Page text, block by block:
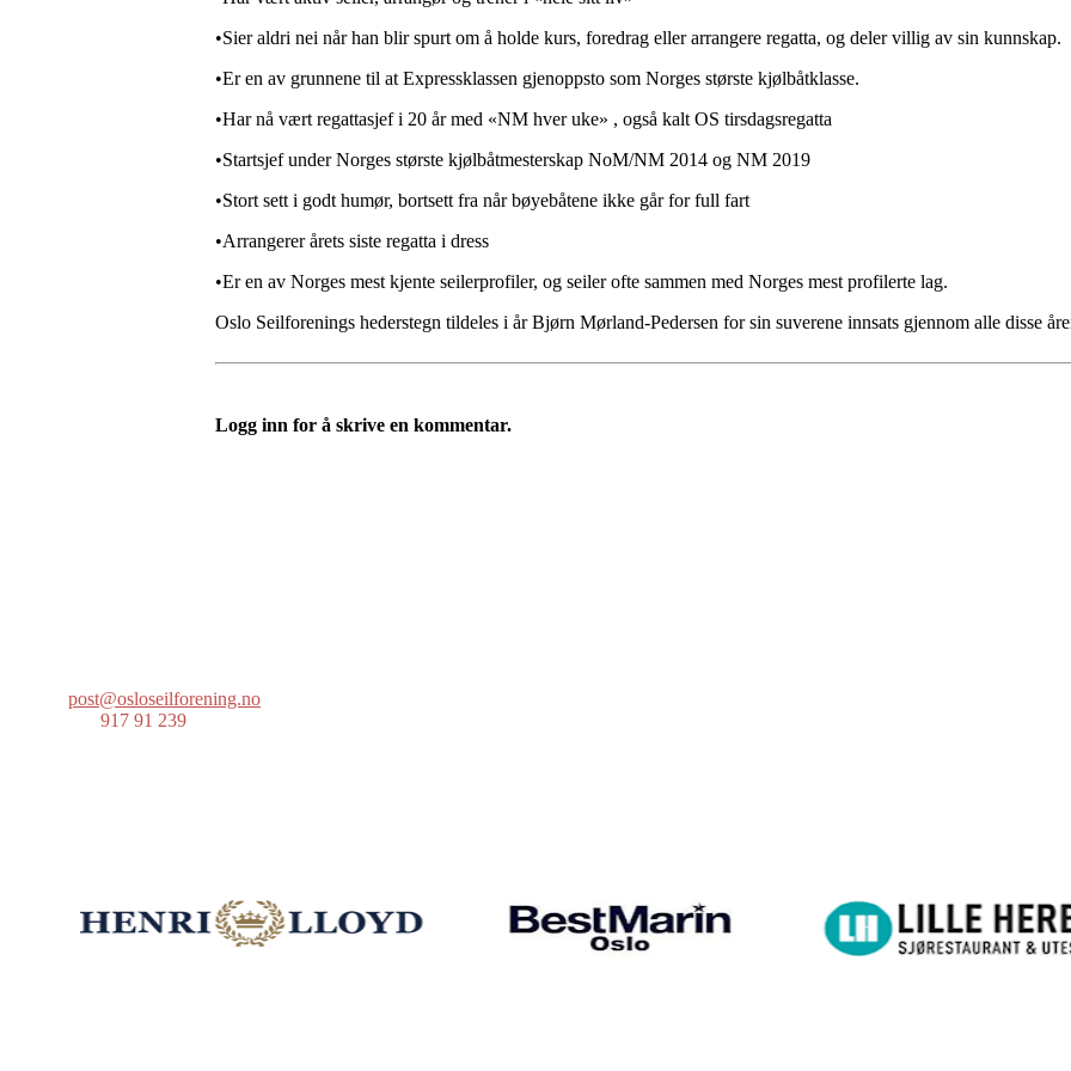
•Sier aldri nei når han blir spurt om å holde kurs, foredrag eller arrangere regatta, og deler villig av sin kunnskap.
•Er en av grunnene til at Expressklassen gjenoppsto som Norges største kjølbåtklasse.
•Har nå vært regattasjef i 20 år med «NM hver uke» , også kalt OS tirsdagsregatta
•Startsjef under Norges største kjølbåtmesterskap NoM/NM 2014 og NM 2019
•Stort sett i godt humør, bortsett fra når bøyebåtene ikke går for full fart
•Arrangerer årets siste regatta i dress
•Er en av Norges mest kjente seilerprofiler, og seiler ofte sammen med Norges mest profilerte lag.
Oslo Seilforenings hederstegn tildeles i år Bjørn Mørland-Pedersen for sin suverene innsats gjennom alle disse
Logg inn for å skrive en kommentar.
post@osloseilforening.no
917 91 239